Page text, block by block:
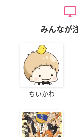
みんなが
ちいかわ